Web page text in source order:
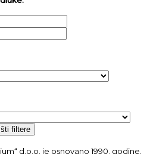
d.o.o. je osnovano 1990. godine.